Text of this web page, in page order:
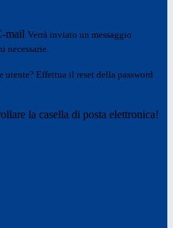
mail Verrà inviato un messaggio
necessarie.
utente? Effettua il reset della password
la casella di posta elettronica!